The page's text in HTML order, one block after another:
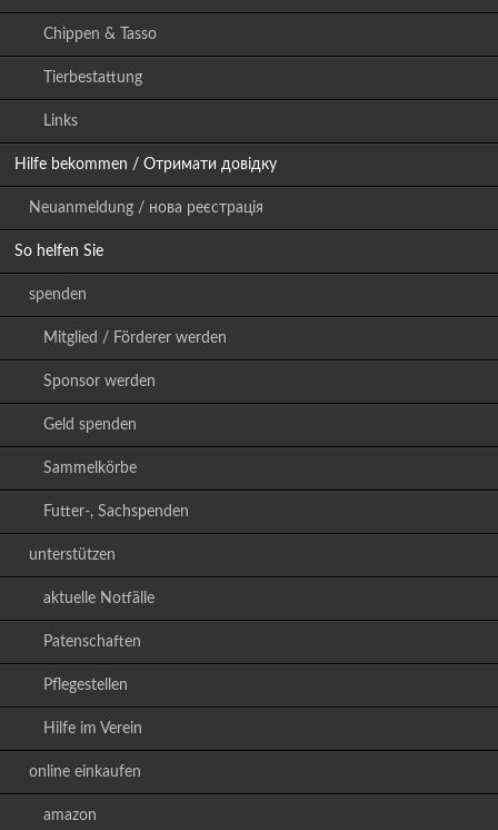
Chippen & Tasso
Tierbestattung
Links
Hilfe bekommen / Отримати довідку
Neuanmeldung / нова реєстрація
So helfen Sie
spenden
Mitglied / Förderer werden
Sponsor werden
Geld spenden
Sammelkörbe
Futter-, Sachspenden
unterstützen
aktuelle Notfälle
Patenschaften
Pflegestellen
Hilfe im Verein
online einkaufen
amazon